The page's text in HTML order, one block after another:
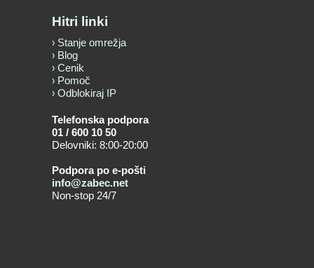
Hitri linki
Stanje omrežja
Blog
Cenik
Pomoč
Odblokiraj IP
Telefonska podpora
01 / 600 10 50
Delovniki: 8:00-20:00
Podpora po e-pošti
info@zabec.net
Non-stop 24/7